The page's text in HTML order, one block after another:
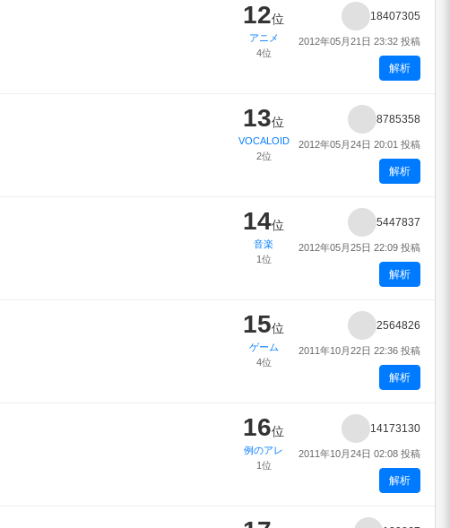
12位
アニメ
4位
18407305
2012年05月21日 23:32 投稿
解析
13位
VOCALOID
2位
8785358
2012年05月24日 20:01 投稿
解析
14位
音楽
1位
5447837
2012年05月25日 22:09 投稿
解析
15位
ゲーム
4位
2564826
2011年10月22日 22:36 投稿
解析
16位
例のアレ
1位
14173130
2011年10月24日 02:08 投稿
解析